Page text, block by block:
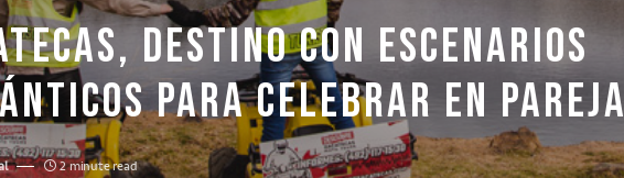
DESTINO CON ESCENARIOS
PARA CELEBRAR EN PAREJA
2 minute read